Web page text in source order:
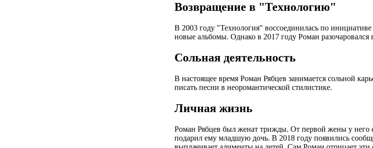
Возвращение в "Технологию"
В 2003 году "Технология" воссоединилась по
новые альбомы. Однако в 2017 году Роман разочаровался
Сольная деятельность
В настоящее время Роман Рябцев занимается сольной
писать песни в неоромантической стилистике.
Личная жизнь
Роман Рябцев был женат трижды. От первой жены у него
подарил ему младшую дочь. В 2018 году появились